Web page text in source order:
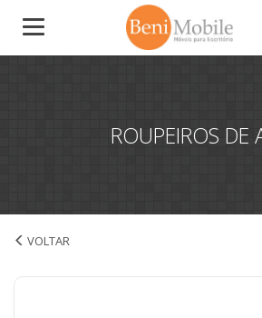
ROUPEIROS DE
Roupeiros de Aço